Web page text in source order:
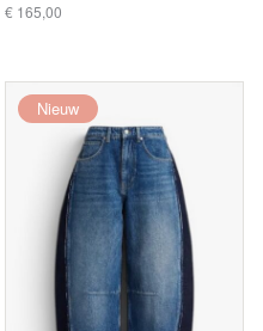
€ 165,00
Nieuw